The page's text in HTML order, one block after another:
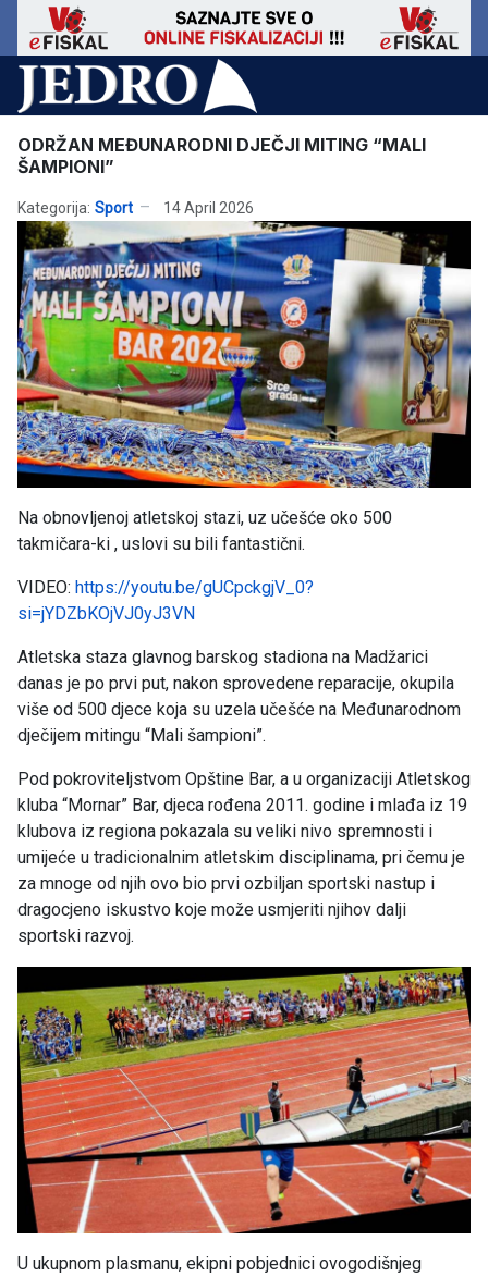
ODRŽAN MEĐUNARODNI DJEČJI MITING “MALI
ŠAMPIONI”
Kategorija: Sport 14 April 2026
Na obnovljenoj atletskoj stazi, uz učešće oko 500
takmičara-ki , uslovi su bili fantastični.
VIDEO: https://youtu.be/gUCpckgjV_0?
si=jYDZbKOjVJ0yJ3VN
Atletska staza glavnog barskog stadiona na Madžarici
danas je po prvi put, nakon sprovedene reparacije, okupila
više od 500 djece koja su uzela učešće na Međunarodnom
dječijem mitingu “Mali šampioni”.
Pod pokroviteljstvom Opštine Bar, a u organizaciji Atletskog
kluba “Mornar” Bar, djeca rođena 2011. godine i mlađa iz 19
klubova iz regiona pokazala su veliki nivo spremnosti i
umijeće u tradicionalnim atletskim disciplinama, pri čemu je
za mnoge od njih ovo bio prvi ozbiljan sportski nastup i
dragocjeno iskustvo koje može usmjeriti njihov dalji
sportski razvoj.
U ukupnom plasmanu, ekipni pobjednici ovogodišnjeg